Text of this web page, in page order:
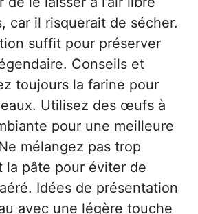
car il risquerait de sécher.
suffit pour préserver
Conseils et
toujours la farine pour
Utilisez des œufs à
pour une meilleure
mélangez pas trop
la pâte pour éviter de
Idées de présentation
avec une légère touche